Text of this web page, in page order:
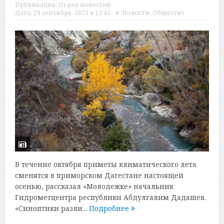
Публикация: Отдел новостей
Дата: 29 сентября, 2023 в 13:45 в: Новости, Общество
В течение октября приметы климатического лета
сменятся в приморском Дагестане настоящей
осенью, рассказал «Молодежке» начальник
Гидрометцентра республики Абдулгалим Дадашев.
«Синоптики разли... Подробнее